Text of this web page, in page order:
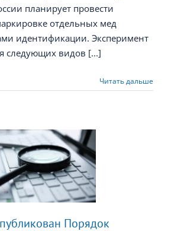
планирует провести
отдельных мед
идентификации. Эксперимент
следующих видов [...]
Читать дальше
Порядок